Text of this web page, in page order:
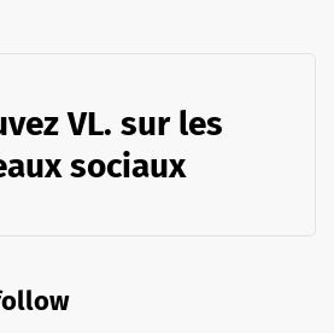
VL. sur les
sociaux